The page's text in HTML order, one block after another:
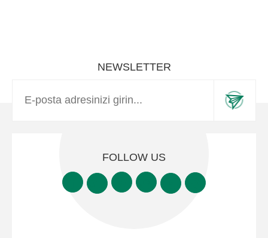
NEWSLETTER
FOLLOW US